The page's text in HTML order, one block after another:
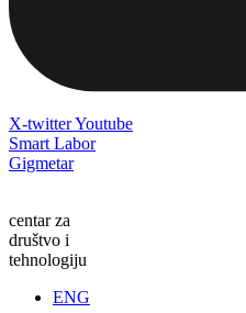
X-twitterYoutube
Smart Labor
Gigmetar
centar za
društvo i
tehnologiju
ENG